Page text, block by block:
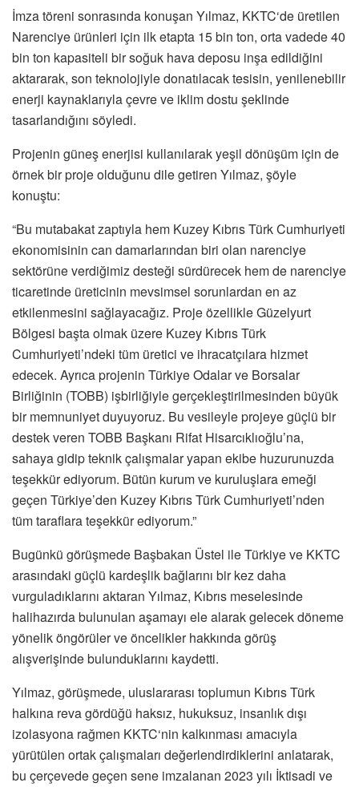
İmza töreni sonrasında konuşan Yılmaz, KKTC‘de üretilen
Narenciye ürünleri için ilk etapta 15 bin ton, orta vadede 40
bin ton kapasiteli bir soğuk hava deposu inşa edildiğini
aktararak, son teknolojiyle donatılacak tesisin, yenilenebilir
enerji kaynaklarıyla çevre ve iklim dostu şeklinde
tasarlandığını söyledi.
Projenin güneş enerjisi kullanılarak yeşil dönüşüm için de
örnek bir proje olduğunu dile getiren Yılmaz, şöyle
konuştu:
“Bu mutabakat zaptıyla hem Kuzey Kıbrıs Türk Cumhuriyeti
ekonomisinin can damarlarından biri olan narenciye
sektörüne verdiğimiz desteği sürdürecek hem de narenciye
ticaretinde üreticinin mevsimsel sorunlardan en az
etkilenmesini sağlayacağız. Proje özellikle Güzelyurt
Bölgesi başta olmak üzere Kuzey Kıbrıs Türk
Cumhuriyeti’ndeki tüm üretici ve ihracatçılara hizmet
edecek. Ayrıca projenin Türkiye Odalar ve Borsalar
Birliğinin (TOBB) işbirliğiyle gerçekleştirilmesinden büyük
bir memnuniyet duyuyoruz. Bu vesileyle projeye güçlü bir
destek veren TOBB Başkanı Rifat Hisarcıklıoğlu’na,
sahaya gidip teknik çalışmalar yapan ekibe huzurunuzda
teşekkür ediyorum. Bütün kurum ve kuruluşlara emeği
geçen Türkiye’den Kuzey Kıbrıs Türk Cumhuriyeti’nden
tüm taraflara teşekkür ediyorum.”
Bugünkü görüşmede Başbakan Üstel ile Türkiye ve KKTC
arasındaki güçlü kardeşlik bağlarını bir kez daha
vurguladıklarını aktaran Yılmaz, Kıbrıs meselesinde
halihazırda bulunulan aşamayı ele alarak gelecek döneme
yönelik öngörüler ve öncelikler hakkında görüş
alışverişinde bulunduklarını kaydetti.
Yılmaz, görüşmede, uluslararası toplumun Kıbrıs Türk
halkına reva gördüğü haksız, hukuksuz, insanlık dışı
izolasyona rağmen KKTC‘nin kalkınması amacıyla
yürütülen ortak çalışmaları değerlendirdiklerini anlatarak,
bu çerçevede geçen sene imzalanan 2023 yılı İktisadi ve